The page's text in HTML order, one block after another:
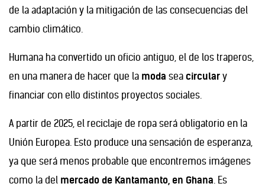
de la adaptación y la mitigación de las consecuencias del
cambio climático.
Humana ha convertido un oficio antiguo, el de los traperos,
en una manera de hacer que la moda sea circular y
financiar con ello distintos proyectos sociales.
A partir de 2025, el reciclaje de ropa será obligatorio en la
Unión Europea. Esto produce una sensación de esperanza,
ya que será menos probable que encontremos imágenes
como la del mercado de Kantamanto, en Ghana. Es